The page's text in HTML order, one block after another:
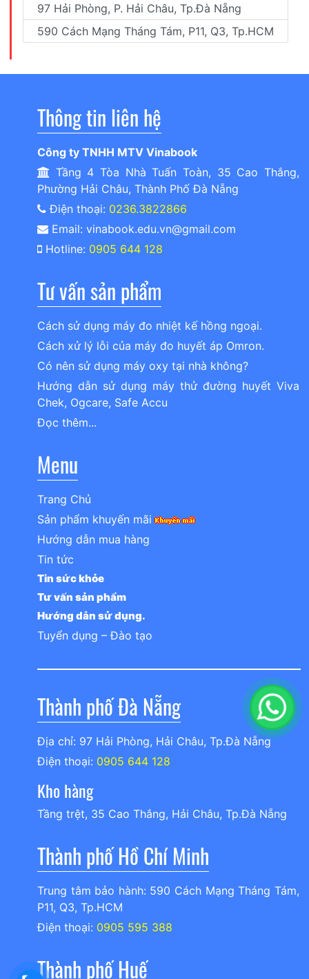
97 Hải Phòng, P. Hải Châu, Tp.Đà Nẵng
590 Cách Mạng Tháng Tám, P11, Q3, Tp.HCM
Thông tin liên hệ
Công ty TNHH MTV Vinabook
Tầng 4 Tòa Nhà Tuấn Toàn, 35 Cao Thắng,
Phường Hải Châu, Thành Phố Đà Nẵng
Điện thoại: 0236.3822866
Email: vinabook.edu.vn@gmail.com
Hotline: 0905 644 128
Tư vấn sản phẩm
Cách sử dụng máy đo nhiệt kế hồng ngoại.
Cách xử lý lỗi của máy đo huyết áp Omron.
Có nên sử dụng máy oxy tại nhà không?
Hướng dẫn sử dụng máy thử đường huyết Viva
Chek, Ogcare, Safe Accu
Đọc thêm...
Menu
Trang Chủ
Sản phẩm khuyến mãi
Hướng dẫn mua hàng
Tin tức
Tin sức khỏe
Tư vấn sản phẩm
Hướng dẫn sử dụng.
Tuyển dụng – Đào tạo
Thành phố Đà Nẵng
Địa chỉ: 97 Hải Phòng, Hải Châu, Tp.Đà Nẵng
Điện thoại: 0905 644 128
Kho hàng
Tầng trệt, 35 Cao Thắng, Hải Châu, Tp.Đà Nẵng
Thành phố Hồ Chí Minh
Trung tâm bảo hành: 590 Cách Mạng Tháng Tám,
P11, Q3, Tp.HCM
Điện thoại: 0905 595 388
Thành phố Huế